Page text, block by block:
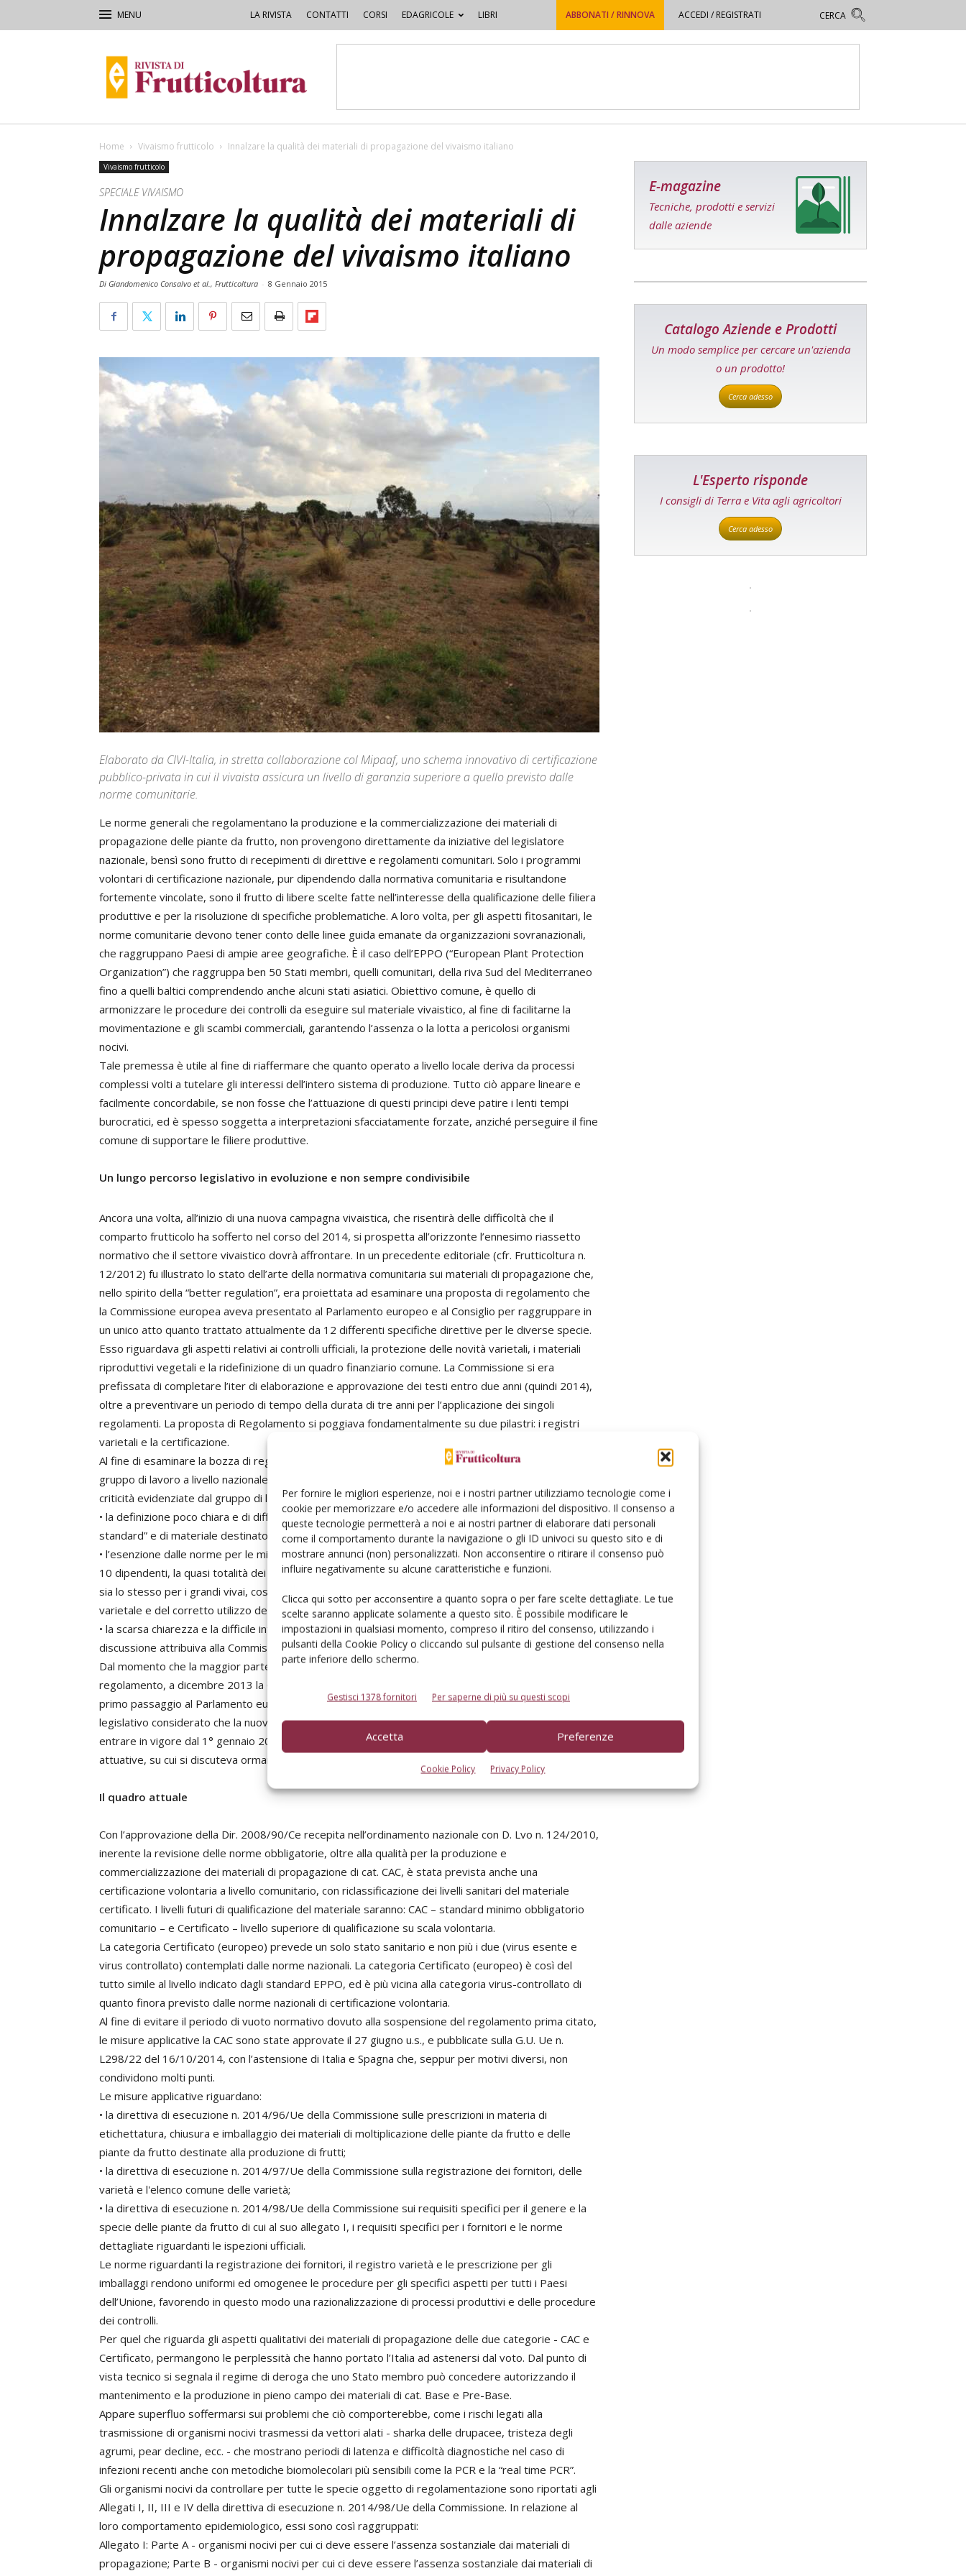
Per fornire le migliori esperienze, noi e i nostri partner utilizziamo tecnologie come i
cookie per memorizzare e/o accedere alle informazioni del dispositivo. Il consenso a
queste tecnologie permetterà a noi e ai nostri partner di elaborare dati personali
come il comportamento durante la navigazione o gli ID univoci su questo sito e di
mostrare annunci (non) personalizzati. Non acconsentire o ritirare il consenso può
influire negativamente su alcune caratteristiche e funzioni.
Clicca qui sotto per acconsentire a quanto sopra o per fare scelte dettagliate. Le tue
scelte saranno applicate solamente a questo sito. È possibile modificare le
impostazioni in qualsiasi momento, compreso il ritiro del consenso, utilizzando i
pulsanti della Cookie Policy o cliccando sul pulsante di gestione del consenso nella
parte inferiore dello schermo.
Gestisci 1378 fornitori Per saperne di più su questi scopi
Accetta Preferenze
Cookie Policy Privacy Policy
LA RIVISTA CONTATTI CORSI EDAGRICOLE LIBRI ABBONATI / RINNOVA ACCEDI / REGISTRATI
di
Frutticoltura
Home Vivaismo frutticolo Innalzare la qualità dei materiali di propagazione del vivaismo italiano
Vivaismo frutticolo
SPECIALE VIVAISMO
Innalzare la qualità dei materiali di
propagazione del vivaismo italiano
Di Giandomenico Consalvo et al., Frutticoltura - 8 Gennaio 2015
Elaborato da CIVI-Italia, in stretta collaborazione col Mipaaf, uno schema innovativo di certificazione
pubblico-privata in cui il vivaista assicura un livello di garanzia superiore a quello previsto dalle
norme comunitarie.
Le norme generali che regolamentano la produzione e la commercializzazione dei materiali di
propagazione delle piante da frutto, non provengono direttamente da iniziative del legislatore
nazionale, bensì sono frutto di recepimenti di direttive e regolamenti comunitari. Solo i programmi
volontari di certificazione nazionale, pur dipendendo dalla normativa comunitaria e risultandone
fortemente vincolate, sono il frutto di libere scelte fatte nell’interesse della qualificazione delle filiera
produttive e per la risoluzione di specifiche problematiche. A loro volta, per gli aspetti fitosanitari, le
norme comunitarie devono tener conto delle linee guida emanate da organizzazioni sovranazionali,
che raggruppano Paesi di ampie aree geografiche. È il caso dell’EPPO (“European Plant Protection
Organization”) che raggruppa ben 50 Stati membri, quelli comunitari, della riva Sud del Mediterraneo
fino a quelli baltici comprendendo anche alcuni stati asiatici. Obiettivo comune, è quello di
armonizzare le procedure dei controlli da eseguire sul materiale vivaistico, al fine di facilitarne la
movimentazione e gli scambi commerciali, garantendo l’assenza o la lotta a pericolosi organismi
nocivi.
Tale premessa è utile al fine di riaffermare che quanto operato a livello locale deriva da processi
complessi volti a tutelare gli interessi dell’intero sistema di produzione. Tutto ciò appare lineare e
facilmente concordabile, se non fosse che l’attuazione di questi principi deve patire i lenti tempi
burocratici, ed è spesso soggetta a interpretazioni sfacciatamente forzate, anziché perseguire il fine
comune di supportare le filiere produttive.
Un lungo percorso legislativo in evoluzione e non sempre condivisibile
Ancora una volta, all’inizio di una nuova campagna vivaistica, che risentirà delle difficoltà che il
comparto frutticolo ha sofferto nel corso del 2014, si prospetta all’orizzonte l’ennesimo riassetto
normativo che il settore vivaistico dovrà affrontare. In un precedente editoriale (cfr. Frutticoltura n.
12/2012) fu illustrato lo stato dell’arte della normativa comunitaria sui materiali di propagazione che,
nello spirito della “better regulation”, era proiettata ad esaminare una proposta di regolamento che
la Commissione europea aveva presentato al Parlamento europeo e al Consiglio per raggruppare in
un unico atto quanto trattato attualmente da 12 differenti specifiche direttive per le diverse specie.
Esso riguardava gli aspetti relativi ai controlli ufficiali, la protezione delle novità varietali, i materiali
riproduttivi vegetali e la ridefinizione di un quadro finanziario comune. La Commissione si era
prefissata di completare l’iter di elaborazione e approvazione dei testi entro due anni (quindi 2014),
oltre a preventivare un periodo di tempo della durata di tre anni per l’applicazione dei singoli
regolamenti. La proposta di Regolamento si poggiava fondamentalmente su due pilastri: i registri
varietali e la certificazione.
Al fine di esaminare la bozza di regolamento e di elaborare dei pareri in merito, il Mipaaf istituì un
gruppo di lavoro a livello nazionale, che lavorò alacremente dall’autunno 2012 fino a tutto il 2013. Le
criticità evidenziate dal gruppo di lavoro riguardavano:
• la definizione poco chiara e di difficile interpretazione di “materiale eterogeneo”, “materiale
standard” e di materiale destinato ai mercati di nicchia;
• l’esenzione dalle norme per le micro imprese (con fatturati inferiori ai 2 milioni di Euro o con meno di
10 dipendenti, la quasi totalità dei vivai europei), ritenendo in questo modo che il rischio fitosanitario
sia lo stesso per i grandi vivai, così come per gli hobbisti, senza tener conto della corrispondenza
varietale e del corretto utilizzo delle varietà protette;
• la scarsa chiarezza e la difficile interpretazione degli ampi poteri di delega che il regolamento in
discussione attribuiva alla Commissione.
Dal momento che la maggior parte degli Stati membri non condivideva i contenuti della bozza di
regolamento, a dicembre 2013 la Commissione decise di ritirare il testo che aveva già subito un
primo passaggio al Parlamento europeo. Ciò di fatto avrebbe comportato un periodo di vuoto
legislativo considerato che la nuova CAC (“Conformitas Agraria Comminutitatis”) sarebbe dovuta
entrare in vigore dal 1° gennaio 2019, e che fino ad allora non erano state approvate le norme
attuative, su cui si discuteva ormai da sei anni.
Il quadro attuale
Con l’approvazione della Dir. 2008/90/Ce recepita nell’ordinamento nazionale con D. Lvo n. 124/2010,
inerente la revisione delle norme obbligatorie, oltre alla qualità per la produzione e
commercializzazione dei materiali di propagazione di cat. CAC, è stata prevista anche una
certificazione volontaria a livello comunitario, con riclassificazione dei livelli sanitari del materiale
certificato. I livelli futuri di qualificazione del materiale saranno: CAC – standard minimo obbligatorio
comunitario – e Certificato – livello superiore di qualificazione su scala volontaria.
La categoria Certificato (europeo) prevede un solo stato sanitario e non più i due (virus esente e
virus controllato) contemplati dalle norme nazionali. La categoria Certificato (europeo) è così del
tutto simile al livello indicato dagli standard EPPO, ed è più vicina alla categoria virus-controllato di
quanto finora previsto dalle norme nazionali di certificazione volontaria.
Al fine di evitare il periodo di vuoto normativo dovuto alla sospensione del regolamento prima citato,
le misure applicative la CAC sono state approvate il 27 giugno u.s., e pubblicate sulla G.U. Ue n.
L298/22 del 16/10/2014, con l’astensione di Italia e Spagna che, seppur per motivi diversi, non
condividono molti punti.
Le misure applicative riguardano:
• la direttiva di esecuzione n. 2014/96/Ue della Commissione sulle prescrizioni in materia di
etichettatura, chiusura e imballaggio dei materiali di moltiplicazione delle piante da frutto e delle
piante da frutto destinate alla produzione di frutti;
• la direttiva di esecuzione n. 2014/97/Ue della Commissione sulla registrazione dei fornitori, delle
varietà e l'elenco comune delle varietà;
• la direttiva di esecuzione n. 2014/98/Ue della Commissione sui requisiti specifici per il genere e la
specie delle piante da frutto di cui al suo allegato I, i requisiti specifici per i fornitori e le norme
dettagliate riguardanti le ispezioni ufficiali.
Le norme riguardanti la registrazione dei fornitori, il registro varietà e le prescrizione per gli
imballaggi rendono uniformi ed omogenee le procedure per gli specifici aspetti per tutti i Paesi
dell’Unione, favorendo in questo modo una razionalizzazione di processi produttivi e delle procedure
dei controlli.
Per quel che riguarda gli aspetti qualitativi dei materiali di propagazione delle due categorie - CAC e
Certificato, permangono le perplessità che hanno portato l’Italia ad astenersi dal voto. Dal punto di
vista tecnico si segnala il regime di deroga che uno Stato membro può concedere autorizzando il
mantenimento e la produzione in pieno campo dei materiali di cat. Base e Pre-Base.
Appare superfluo soffermarsi sui problemi che ciò comporterebbe, come i rischi legati alla
trasmissione di organismi nocivi trasmessi da vettori alati - sharka delle drupacee, tristeza degli
agrumi, pear decline, ecc. - che mostrano periodi di latenza e difficoltà diagnostiche nel caso di
infezioni recenti anche con metodiche biomolecolari più sensibili come la PCR e la “real time PCR”.
Gli organismi nocivi da controllare per tutte le specie oggetto di regolamentazione sono riportati agli
Allegati I, II, III e IV della direttiva di esecuzione n. 2014/98/Ue della Commissione. In relazione al
loro comportamento epidemiologico, essi sono così raggruppati:
Allegato I: Parte A - organismi nocivi per cui ci deve essere l’assenza sostanziale dai materiali di
propagazione; Parte B - organismi nocivi per cui ci deve essere l’assenza sostanziale dai materiali di
E-magazine
Tecniche, prodotti e servizi
dalle aziende
Catalogo Aziende e Prodotti
Un modo semplice per cercare un'azienda
o un prodotto!
Cerca adesso
L'Esperto risponde
I consigli di Terra e Vita agli agricoltori
Cerca adesso